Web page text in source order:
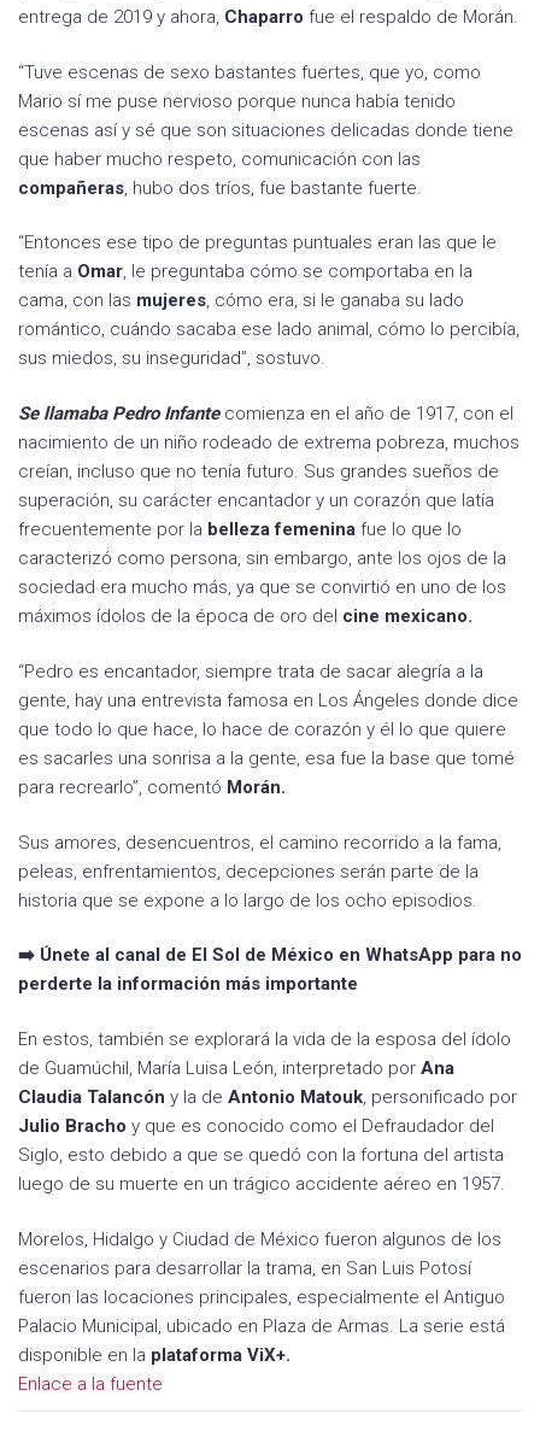
entrega de 2019 y ahora, Chaparro fue el respaldo de Morán.
“Tuve escenas de sexo bastantes fuertes, que yo, como
Mario sí me puse nervioso porque nunca había tenido
escenas así y sé que son situaciones delicadas donde tiene
que haber mucho respeto, comunicación con las
compañeras , hubo dos tríos, fue bastante fuerte.
“Entonces ese tipo de preguntas puntuales eran las que le
tenía a Omar, le preguntaba cómo se comportaba en la
cama, con las mujeres, cómo era, si le ganaba su lado
romántico, cuándo sacaba ese lado animal, cómo lo percibía,
sus miedos, su inseguridad”, sostuvo.
Se llamaba Pedro Infantecomienza en el año de 1917, con el
nacimiento de un niño rodeado de extrema pobreza, muchos
creían, incluso que no tenía futuro. Sus grandes sueños de
superación, su carácter encantador y un corazón que latía
frecuentemente por la belleza femenina fue lo que lo
caracterizó como persona, sin embargo, ante los ojos de la
sociedad era mucho más, ya que se convirtió en uno de los
máximos ídolos de la época de oro del cine mexicano.
“Pedro es encantador, siempre trata de sacar alegría a la
gente, hay una entrevista famosa en Los Ángeles donde dice
que todo lo que hace, lo hace de corazón y él lo que quiere
es sacarles una sonrisa a la gente, esa fue la base que tomé
para recrearlo”, comentó Morán.
Sus amores, desencuentros, el camino recorrido a la fama,
peleas, enfrentamientos, decepciones serán parte de la
historia que se expone a lo largo de los ocho episodios.
➡️ Únete al canal de El Sol de México en WhatsApp para no
perderte la información más importante
En estos, también se explorará la vida de la esposa del ídolo
de Guamúchil, María Luisa León, interpretado por Ana
Claudia Talancón y la de Antonio Matouk, personificado por
Julio Bracho y que es conocido como el Defraudador del
Siglo, esto debido a que se quedó con la fortuna del artista
luego de su muerte en un trágico accidente aéreo en 1957.
Morelos, Hidalgo y Ciudad de México fueron algunos de los
escenarios para desarrollar la trama, en San Luis Potosí
fueron las locaciones principales, especialmente el Antiguo
Palacio Municipal, ubicado en Plaza de Armas. La serie está
disponible en la plataforma ViX+.
Enlace a la fuente